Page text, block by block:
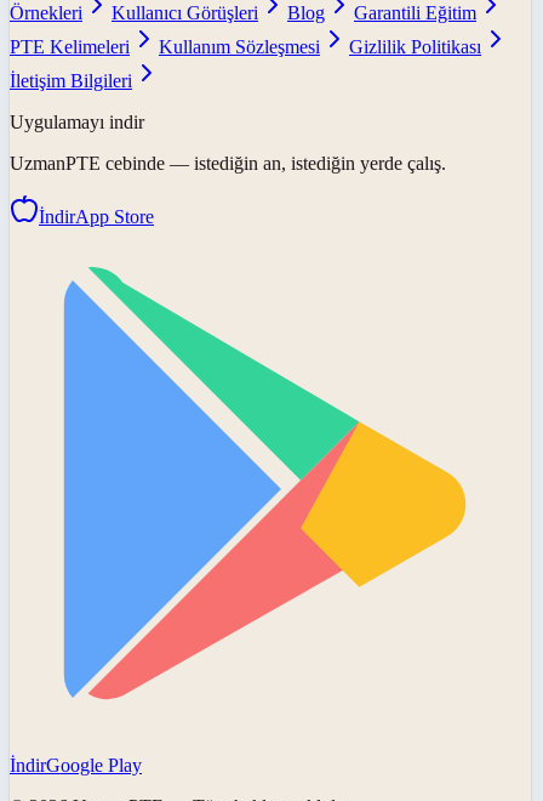
Örnekleri
Kullanıcı Görüşleri Blog
Garantili Eğitim
PTE Kelimeleri
Kullanım Sözleşmesi
Gizlilik Politikası
İletişim Bilgileri
Uygulamayı indir
UzmanPTE cebinde — istediğin an, istediğin yerde çalış.
İndirApp Store
İndirGoogle Play